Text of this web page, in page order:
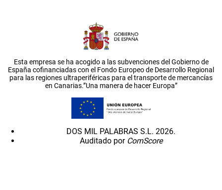
Esta empresa se ha acogido a las subvenciones del Gobierno de
España cofinanciadas con el Fondo Europeo de Desarrollo Regional
para las regiones ultraperiféricas para el transporte de mercancías
en Canarias.”Una manera de hacer Europa”
DOS MIL PALABRAS S.L. 2026.
Auditado por ComScore